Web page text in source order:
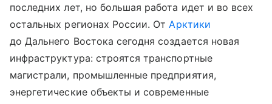
последних лет, но большая работа идет и во всех
остальных регионах России. От Арктики
до Дальнего Востока сегодня создается новая
инфраструктура: строятся транспортные
магистрали, промышленные предприятия,
энергетические объекты и современные